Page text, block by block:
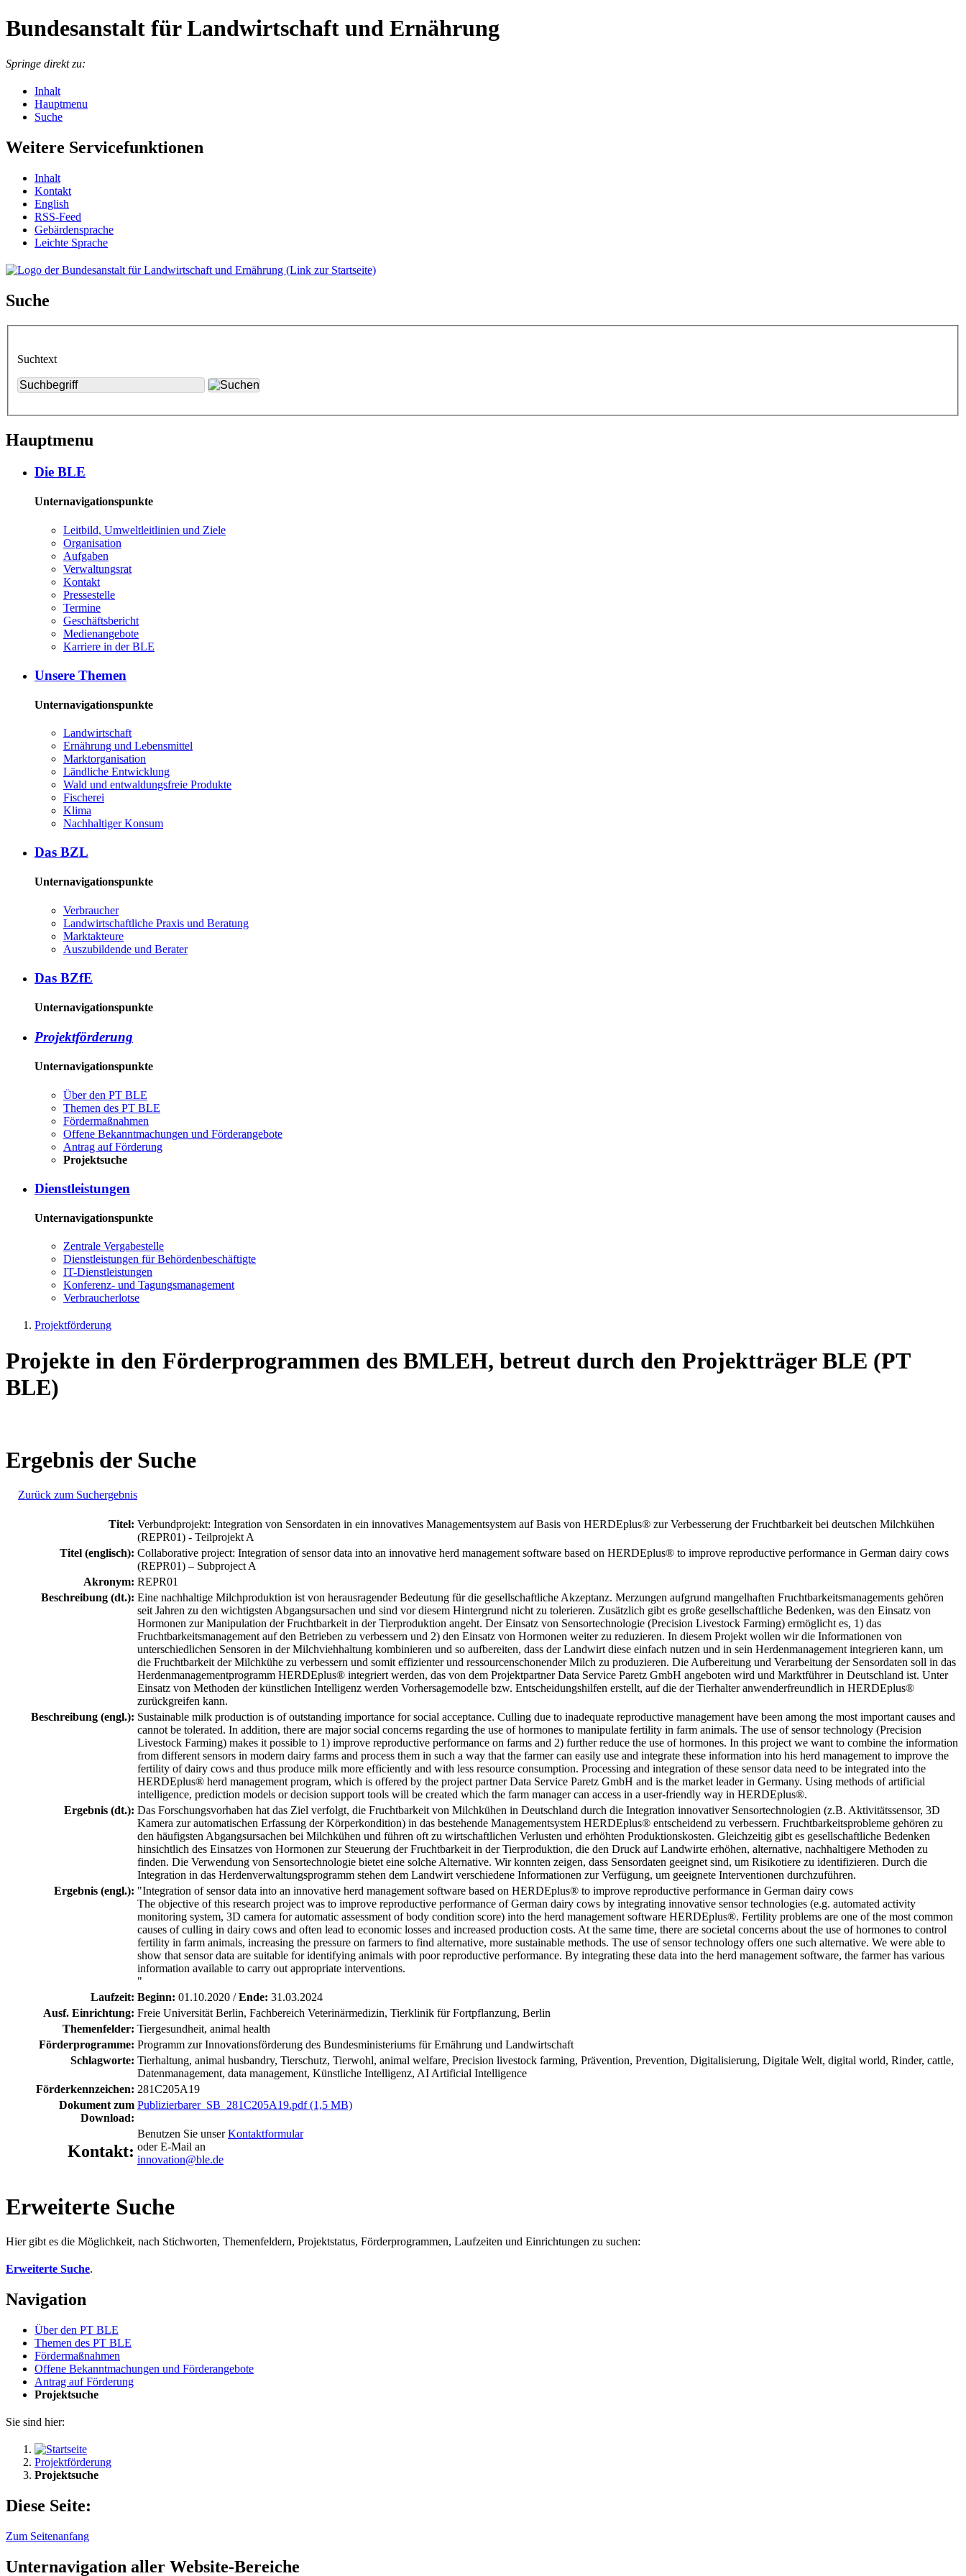
Bundesanstalt für Landwirtschaft und Ernährung
Springe direkt zu:
Inhalt
Hauptmenu
Suche
Weitere Servicefunktionen
In­halt
Kon­takt
English
RSS-Feed
Ge­bär­den­spra­che
Leich­te Spra­che
Suche
Suchtext
Hauptmenu
Die BLE
Unternavigationspunkte
Leit­bild, Um­welt­leit­li­ni­en und Zie­le
Or­ga­ni­sa­ti­on
Auf­ga­ben
Ver­wal­tungs­rat
Kon­takt
Pres­se­stel­le
Ter­mi­ne
Ge­schäfts­be­richt
Me­di­en­an­ge­bo­te
Kar­rie­re in der BLE
Un­se­re The­men
Unternavigationspunkte
Land­wirt­schaft
Er­näh­rung und Le­bens­mit­tel
Markt­or­ga­ni­sa­ti­on
Länd­li­che Ent­wick­lung
Wald und ent­wal­dungs­freie Pro­duk­te
Fi­sche­rei
Kli­ma
Nach­hal­ti­ger Kon­sum
Das BZL
Unternavigationspunkte
Ver­brau­cher
Land­wirtschaft­liche Pra­xis und Be­ra­tung
Mark­tak­teu­re
Aus­zu­bil­den­de und Be­ra­ter
Das BZ­fE
Unternavigationspunkte
Pro­jekt­för­de­rung
Unternavigationspunkte
Über den PT BLE
The­men des PT BLE
För­der­maß­nah­men
Of­fe­ne Be­kannt­ma­chun­gen und För­der­an­ge­bo­te
An­trag auf För­de­rung
Pro­jekt­su­che
Dienst­leis­tun­gen
Unternavigationspunkte
Zen­tra­le Ver­ga­be­stel­le
Dienst­leis­tun­gen für Be­hör­den­be­schäf­tig­te
IT-Dienst­leis­tun­gen
Kon­fe­renz- und Tagungs­management
Ver­brau­cher­lot­se
Projektförderung
Projekte in den Förderprogrammen des BMLEH, betreut durch den Projektträger BLE (PT
BLE)
Ergebnis der Suche
Zurück zum Suchergebnis
Titel: Verbundprojekt: Integration von Sensordaten in ein innovatives Managementsystem auf Basis von HERDEplus® zur Verbesserung der Fruchtbarkeit bei deutschen Milchkühen
(REPR01) - Teilprojekt A
Titel (englisch): Collaborative project: Integration of sensor data into an innovative herd management software based on HERDEplus® to improve reproductive performance in German dairy cows
(REPR01) – Subproject A
Akronym: REPR01
Beschreibung (dt.): Eine nachhaltige Milchproduktion ist von herausragender Bedeutung für die gesellschaftliche Akzeptanz. Merzungen aufgrund mangelhaften Fruchtbarkeitsmanagements gehören
seit Jahren zu den wichtigsten Abgangsursachen und sind vor diesem Hintergrund nicht zu tolerieren. Zusätzlich gibt es große gesellschaftliche Bedenken, was den Einsatz von
Hormonen zur Manipulation der Fruchtbarkeit in der Tierproduktion angeht. Der Einsatz von Sensortechnologie (Precision Livestock Farming) ermöglicht es, 1) das
Fruchtbarkeitsmanagement auf den Betrieben zu verbessern und 2) den Einsatz von Hormonen weiter zu reduzieren. In diesem Projekt wollen wir die Informationen von
unterschiedlichen Sensoren in der Milchviehhaltung kombinieren und so aufbereiten, dass der Landwirt diese einfach nutzen und in sein Herdenmanagement integrieren kann, um
die Fruchtbarkeit der Milchkühe zu verbessern und somit effizienter und ressourcenschonender Milch zu produzieren. Die Aufbereitung und Verarbeitung der Sensordaten soll in das
Herdenmanagementprogramm HERDEplus® integriert werden, das von dem Projektpartner Data Service Paretz GmbH angeboten wird und Marktführer in Deutschland ist. Unter
Einsatz von Methoden der künstlichen Intelligenz werden Vorhersagemodelle bzw. Entscheidungshilfen erstellt, auf die der Tierhalter anwenderfreundlich in HERDEplus®
zurückgreifen kann.
Beschreibung (engl.): Sustainable milk production is of outstanding importance for social acceptance. Culling due to inadequate reproductive management have been among the most important causes and
cannot be tolerated. In addition, there are major social concerns regarding the use of hormones to manipulate fertility in farm animals. The use of sensor technology (Precision
Livestock Farming) makes it possible to 1) improve reproductive performance on farms and 2) further reduce the use of hormones. In this project we want to combine the information
from different sensors in modern dairy farms and process them in such a way that the farmer can easily use and integrate these information into his herd management to improve the
fertility of dairy cows and thus produce milk more efficiently and with less resource consumption. Processing and integration of these sensor data need to be integrated into the
HERDEplus® herd management program, which is offered by the project partner Data Service Paretz GmbH and is the market leader in Germany. Using methods of artificial
intelligence, prediction models or decision support tools will be created which the farm manager can access in a user-friendly way in HERDEplus®.
Ergebnis (dt.): Das Forschungsvorhaben hat das Ziel verfolgt, die Fruchtbarkeit von Milchkühen in Deutschland durch die Integration innovativer Sensortechnologien (z.B. Aktivitätssensor, 3D
Kamera zur automatischen Erfassung der Körperkondition) in das bestehende Managementsystem HERDEplus® entscheidend zu verbessern. Fruchtbarkeitsprobleme gehören zu
den häufigsten Abgangsursachen bei Milchkühen und führen oft zu wirtschaftlichen Verlusten und erhöhten Produktionskosten. Gleichzeitig gibt es gesellschaftliche Bedenken
hinsichtlich des Einsatzes von Hormonen zur Steuerung der Fruchtbarkeit in der Tierproduktion, die den Druck auf Landwirte erhöhen, alternative, nachhaltigere Methoden zu
finden. Die Verwendung von Sensortechnologie bietet eine solche Alternative. Wir konnten zeigen, dass Sensordaten geeignet sind, um Risikotiere zu identifizieren. Durch die
Integration in das Herdenverwaltungsprogramm stehen dem Landwirt verschiedene Informationen zur Verfügung, um geeignete Interventionen durchzuführen.
Ergebnis (engl.): "Integration of sensor data into an innovative herd management software based on HERDEplus® to improve reproductive performance in German dairy cows
The objective of this research project was to improve reproductive performance of German dairy cows by integrating innovative sensor technologies (e.g. automated activity
monitoring system, 3D camera for automatic assessment of body condition score) into the herd management software HERDEplus®. Fertility problems are one of the most common
causes of culling in dairy cows and often lead to economic losses and increased production costs. At the same time, there are societal concerns about the use of hormones to control
fertility in farm animals, increasing the pressure on farmers to find alternative, more sustainable methods. The use of sensor technology offers one such alternative. We were able to
show that sensor data are suitable for identifying animals with poor reproductive performance. By integrating these data into the herd management software, the farmer has various
information available to carry out appropriate interventions.
"
Laufzeit: Beginn: 01.10.2020 /Ende: 31.03.2024
Ausf. Einrichtung: Freie Universität Berlin, Fachbereich Veterinärmedizin, Tierklinik für Fortpflanzung, Berlin
Themenfelder: Tiergesundheit, animal health
Förderprogramme: Programm zur Innovationsförderung des Bundesministeriums für Ernährung und Landwirtschaft
Schlagworte: Tierhaltung, animal husbandry, Tierschutz, Tierwohl, animal welfare, Precision livestock farming, Prävention, Prevention, Digitalisierung, Digitale Welt, digital world, Rinder, cattle,
Datenmanagement, data management, Künstliche Intelligenz, AI Artificial Intelligence
Förderkennzeichen: 281C205A19
Dokument zum
Download:
Publizierbarer_SB_281C205A19.pdf (1,5 MB)
Kontakt:
Benutzen Sie unserKontaktformular
oder E-Mail an
innovation@ble.de
Erweiterte Suche
Hier gibt es die Möglichkeit, nach Stichworten, Themenfeldern, Projektstatus, Förderprogrammen, Laufzeiten und Einrichtungen zu suchen:
Erweiterte Suche.
Navigation
Über den PT BLE
The­men des PT BLE
För­der­maß­nah­men
Of­fe­ne Be­kannt­ma­chun­gen und För­der­an­ge­bo­te
An­trag auf För­de­rung
Pro­jekt­su­che
Sie sind hier:
Projektförderung
Projektsuche
Diese Seite:
Zum Seitenanfang
Unternavigation aller Website-Bereiche